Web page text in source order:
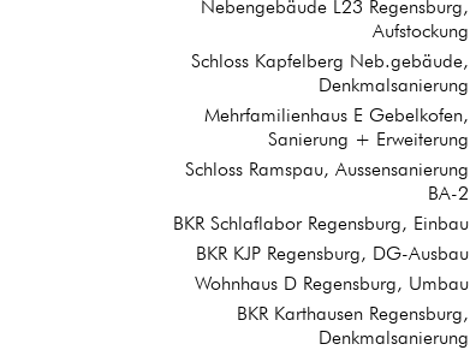
Nebengebäude L23 Regensburg,
Aufstockung
Schloss Kapfelberg Neb.gebäude,
Denkmalsanierung
Mehrfamilienhaus E Gebelkofen,
Sanierung + Erweiterung
Schloss Ramspau, Aussensanierung
BA-2
BKR Schlaflabor Regensburg, Einbau
BKR KJP Regensburg, DG-Ausbau
Wohnhaus D Regensburg, Umbau
BKR Karthausen Regensburg,
Denkmalsanierung